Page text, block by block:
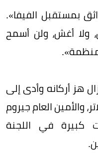
بمستقبل الفيفا».
ولا أغش، ولن أسمح
هز أركانه وأدى إلى
والأمين العام جيروم
كبيرة في اللجنة